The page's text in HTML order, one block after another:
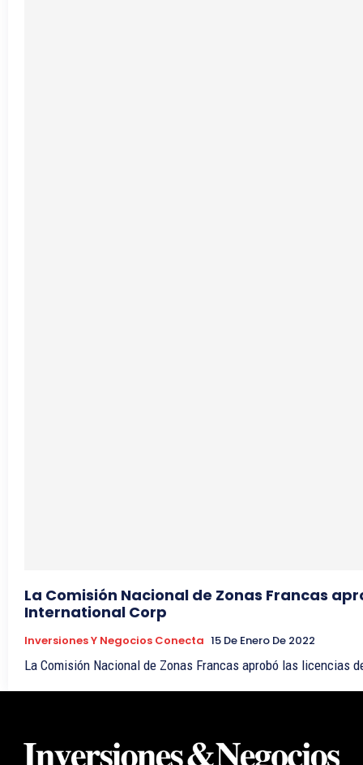
La Comisión Nacional de Zonas Francas
International Corp
Inversiones Y Negocios Conecta 15 De Enero De 2022
La Comisión Nacional